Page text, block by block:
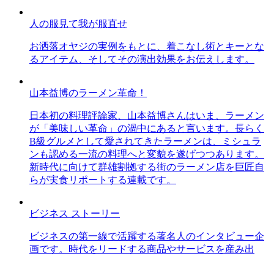
人の服見て我が服直せ
お洒落オヤジの実例をもとに、着こなし術とキーとな
るアイテム、そしてその演出効果をお伝えします。
山本益博のラーメン革命！
日本初の料理評論家、山本益博さんはいま、ラーメン
が「美味しい革命」の渦中にあると言います。長らく
B級グルメとして愛されてきたラーメンは、ミシュラ
ンも認める一流の料理へと変貌を遂げつつあります。
新時代に向けて群雄割拠する街のラーメン店を巨匠自
らが実食リポートする連載です。
ビジネス ストーリー
ビジネスの第一線で活躍する著名人のインタビュー企
画です。時代をリードする商品やサービスを産み出